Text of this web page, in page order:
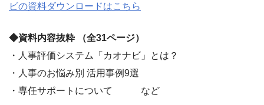
ビの資料ダウンロードはこちら
◆資料内容抜粋 （全31ページ）
・人事評価システム「カオナビ」とは？
・人事のお悩み別 活用事例9選
・専任サポートについて など